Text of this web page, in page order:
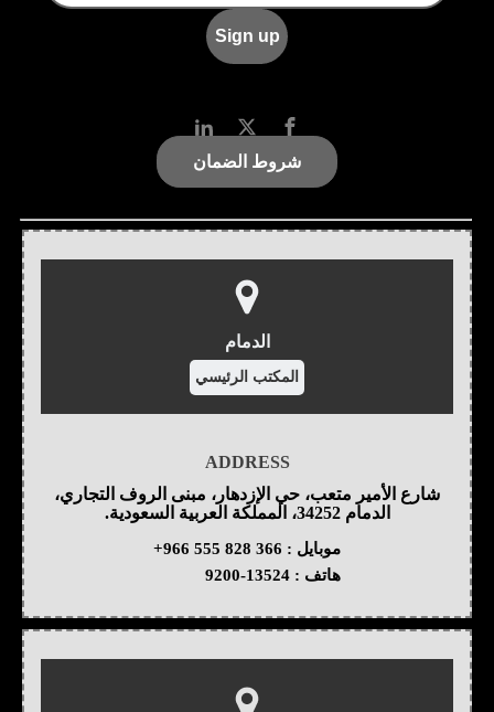
شروط الضمان
الدمام
المكتب الرئيسي
ADDRESS
شارع الأمير متعب، حي الإزدهار، مبنى الروف التجاري،
الدمام 34252، المملكة العربية السعودية.
موبايل : +966 555 828 366
هاتف : 9200-13524